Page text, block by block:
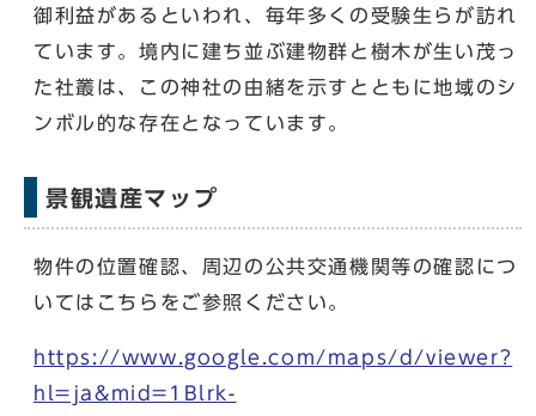
御利益があるといわれ、毎年多くの受験生らが訪れ
ています。境内に建ち並ぶ建物群と樹木が生い茂っ
た社叢は、この神社の由緒を示すとともに地域のシ
ンボル的な存在となっています。
景観遺産マップ
物件の位置確認、周辺の公共交通機関等の確認につ
いてはこちらをご参照ください。
https://www.google.com/maps/d/viewer?
hl=ja&mid=1Blrk-